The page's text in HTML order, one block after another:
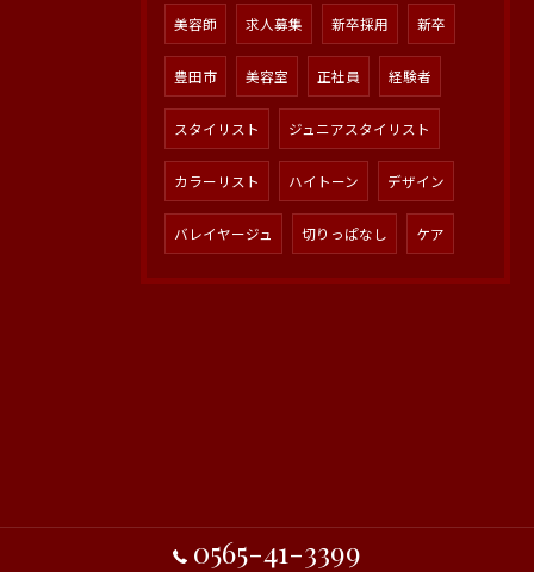
美容師 求人募集 新卒採用 新卒
豊田市 美容室 正社員 経験者
スタイリスト ジュニアスタイリスト
カラーリスト ハイトーン デザイン
バレイヤージュ 切りっぱなし ケア
0565-41-3399